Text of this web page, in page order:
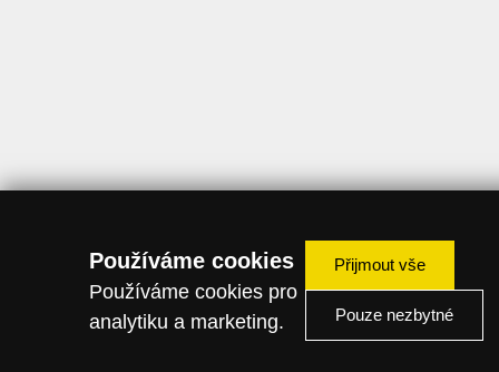
Používáme cookies
Používáme cookies pro
analytiku a marketing.
Přijmout vše
Pouze nezbytné